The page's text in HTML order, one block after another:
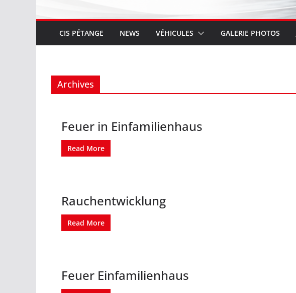
CIS PÉTANGE NEWS VÉHICULES GALERIE PHOTOS
Archives
Feuer in Einfamilienhaus
Read More
Rauchentwicklung
Read More
Feuer Einfamilienhaus